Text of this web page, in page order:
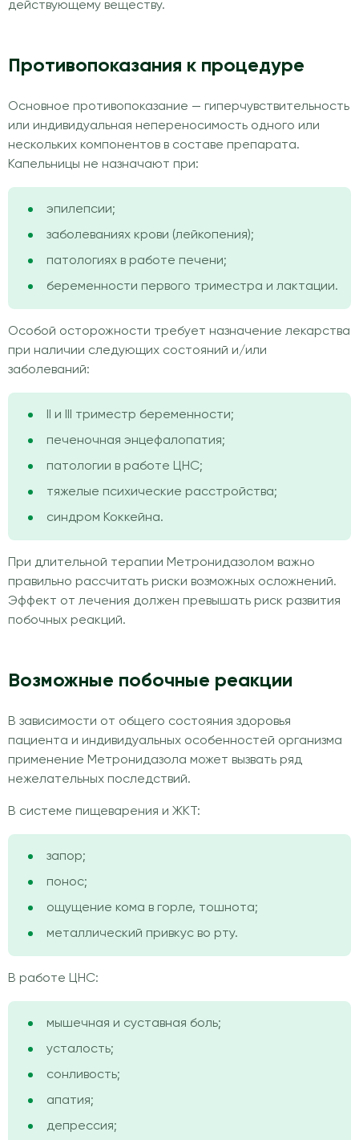
действующему веществу.
Противопоказания к процедуре
Основное противопоказание — гиперчувствительность
или индивидуальная непереносимость одного или
нескольких компонентов в составе препарата.
Капельницы не назначают при:
эпилепсии;
заболеваниях крови (лейкопения);
патологиях в работе печени;
беременности первого триместра и лактации.
Особой осторожности требует назначение лекарства
при наличии следующих состояний и/или
заболеваний:
II и III триместр беременности;
печеночная энцефалопатия;
патологии в работе ЦНС;
тяжелые психические расстройства;
синдром Коккейна.
При длительной терапии Метронидазолом важно
правильно рассчитать риски возможных осложнений.
Эффект от лечения должен превышать риск развития
побочных реакций.
Возможные побочные реакции
В зависимости от общего состояния здоровья
пациента и индивидуальных особенностей организма
применение Метронидазола может вызвать ряд
нежелательных последствий.
В системе пищеварения и ЖКТ:
запор;
понос;
ощущение кома в горле, тошнота;
металлический привкус во рту.
В работе ЦНС:
мышечная и суставная боль;
усталость;
сонливость;
апатия;
депрессия;